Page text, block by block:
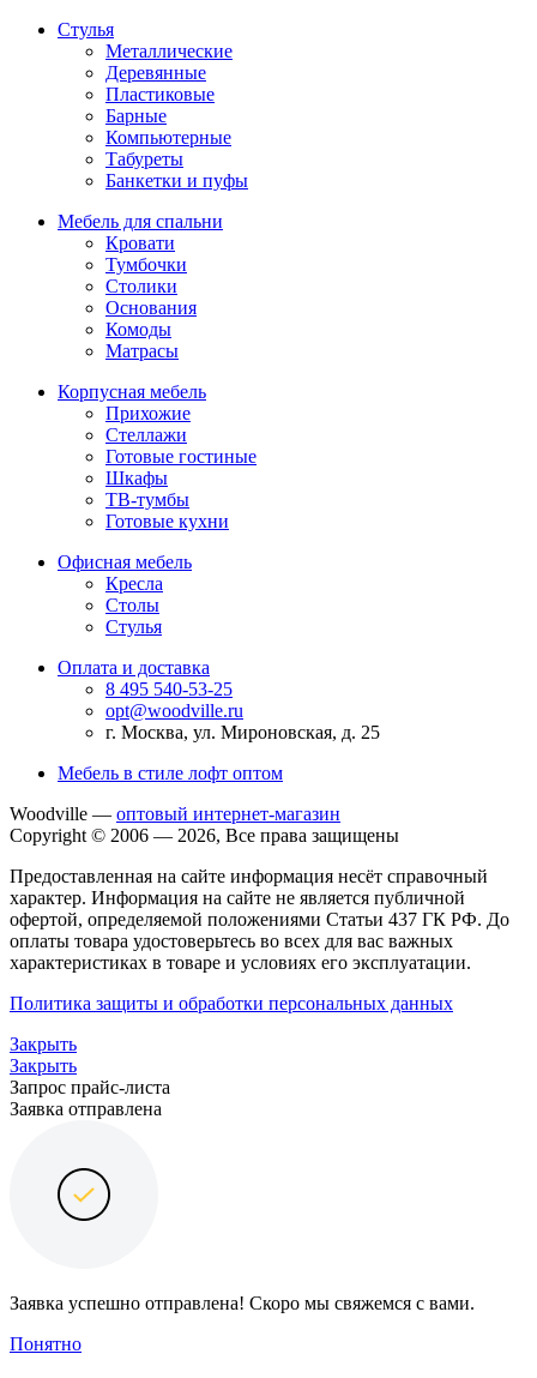
Стулья
Металлические
Деревянные
Пластиковые
Барные
Компьютерные
Табуреты
Банкетки и пуфы
Мебель для спальни
Кровати
Тумбочки
Столики
Основания
Комоды
Матрасы
Корпусная мебель
Прихожие
Стеллажи
Готовые гостиные
Шкафы
ТВ-тумбы
Готовые кухни
Офисная мебель
Кресла
Столы
Стулья
Оплата и доставка
8 495 540-53-25
opt@woodville.ru
г. Москва, ул. Мироновская, д. 25
Мебель в стиле лофт оптом
Woodville — оптовый интернет-магазин
Copyright © 2006 — 2026, Все права защищены
Предоставленная на сайте информация несёт справочный
характер. Информация на сайте не является публичной
офертой, определяемой положениями Статьи 437 ГК РФ. До
оплаты товара удостоверьтесь во всех для вас важных
характеристиках в товаре и условиях его эксплуатации.
Политика защиты и обработки персональных данных
Закрыть
Закрыть
Запрос прайс-листа
Заявка отправлена
Заявка успешно отправлена! Скоро мы свяжемся с вами.
Понятно